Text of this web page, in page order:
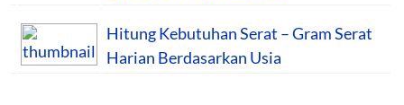
Hitung Kebutuhan Serat – Gram Serat
Harian Berdasarkan Usia